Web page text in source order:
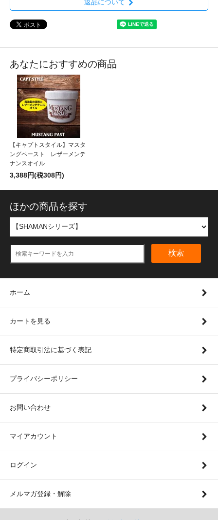
返品について
あなたにおすすめの商品
【キャプトスタイル】マスタ
ングペースト レザーメンテ
ナンスオイル
3,388円(税308円)
ほかの商品を探す
検索
ホーム
カートを見る
特定商取引法に基づく表記
プライバシーポリシー
お問い合わせ
マイアカウント
ログイン
メルマガ登録・解除